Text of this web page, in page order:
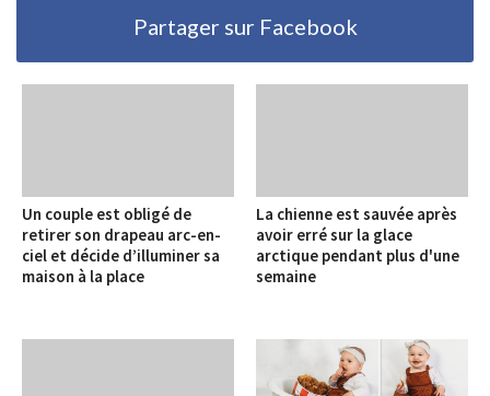
Partager sur Facebook
Un couple est obligé de
retirer son drapeau arc-en-
ciel et décide d’illuminer sa
maison à la place
La chienne est sauvée après
avoir erré sur la glace
arctique pendant plus d'une
semaine